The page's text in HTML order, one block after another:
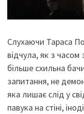
Слухаючи Тараса
відчула, як з часом
більше схильна
запитання, не
яка лишає слід у
павука на стіні,